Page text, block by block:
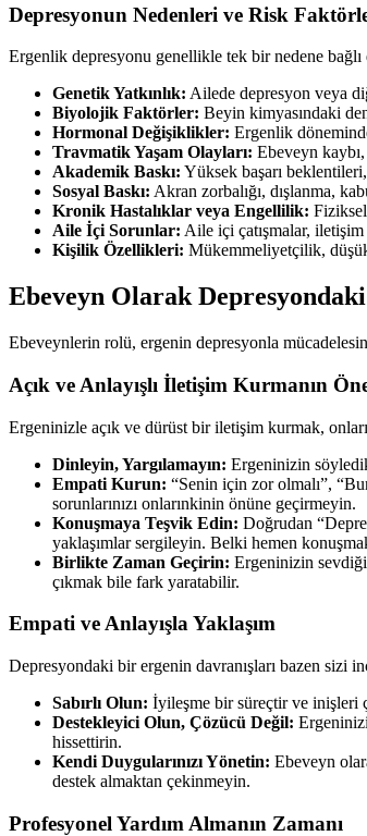
Depresyonun Nedenleri ve Risk
Ergenlik depresyonu genellikle tek bir nedene
Genetik Yatkınlık: Ailede depresyon veya
Biyolojik Faktörler: Beyin kimyasındaki
Hormonal Değişiklikler: Ergenlik
Travmatik Yaşam Olayları: Ebeveyn
Akademik Baskı: Yüksek başarı beklentileri,
Sosyal Baskı: Akran zorbalığı, dışlanma,
Kronik Hastalıklar veya Engellilik:
Aile İçi Sorunlar: Aile içi çatışmalar,
Kişilik Özellikleri: Mükemmeliyetçilik,
Ebeveyn Olarak
Ebeveynlerin rolü, ergenin depresyonla
Açık ve Anlayışlı İletişim Kurmanın
Ergeninizle açık ve dürüst bir iletişim kurmak,
Dinleyin, Yargılamayın: Ergeninizin
Empati Kurun: “Senin için zor olmalı”,
sorunlarınızı onlarınkinin önüne geçirmeyin.
Konuşmaya Teşvik Edin: Doğrudan
yaklaşımlar sergileyin. Belki hemen
Birlikte Zaman Geçirin: Ergeninizin
çıkmak bile fark yaratabilir.
Empati ve Anlayışla Yaklaşım
Depresyondaki bir ergenin davranışları bazen sizi
Sabırlı Olun: İyileşme bir süreçtir ve inişleri
Destekleyici Olun, Çözücü Değil:
hissettirin.
Kendi Duygularınızı Yönetin: Ebeveyn
destek almaktan çekinmeyin.
Profesyonel Yardım Almanın Zamanı